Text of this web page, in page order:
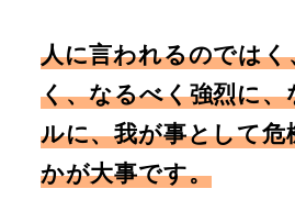
人に言われるのでは
く、なるべく強烈に
ルに、我が事として危
かが大事です。